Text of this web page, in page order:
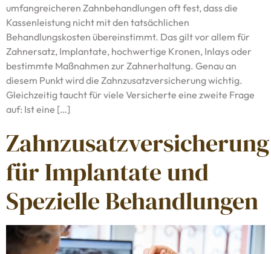
umfangreicheren Zahnbehandlungen oft fest, dass die
Kassenleistung nicht mit den tatsächlichen
Behandlungskosten übereinstimmt. Das gilt vor allem für
Zahnersatz, Implantate, hochwertige Kronen, Inlays oder
bestimmte Maßnahmen zur Zahnerhaltung. Genau an
diesem Punkt wird die Zahnzusatzversicherung wichtig.
Gleichzeitig taucht für viele Versicherte eine zweite Frage
auf: Ist eine […]
Zahnzusatzversicherung
für Implantate und
Spezielle Behandlungen